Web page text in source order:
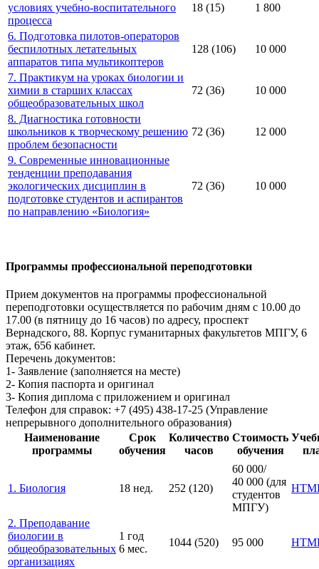
условиях учебно-воспитательного
процесса
18 (15) 1 800
6. Подготовка пилотов-операторов
беспилотных летательных
аппаратов типа мультикоптеров
128 (106) 10 000
7. Практикум на уроках биологии и
химии в старших классах
общеобразовательных школ
72 (36) 10 000
8. Диагностика готовности
школьников к творческому решению
проблем безопасности
72 (36) 12 000
9. Современные инновационные
тенденции преподавания
экологических дисциплин в
подготовке студентов и аспирантов
по направлению «Биология»
72 (36) 10 000
Программы профессиональной переподготовки
Прием документов на программы профессиональной
переподготовки осуществляется по рабочим дням с 10.00 до
17.00 (в пятницу до 16 часов) по адресу, проспект
Вернадского, 88. Корпус гуманитарных факультетов МПГУ, 6
этаж, 656 кабинет.
Перечень документов:
1- Заявление (заполняется на месте)
2- Копия паспорта и оригинал
3- Копия диплома с приложением и оригинал
Телефон для справок: +7 (495) 438-17-25 (Управление
непрерывного дополнительного образования)
Наименование
программы
Срок
обучения
Количество
часов
Стоимость
обучения
1. Биология 18 нед. 252 (120)
60 000/
40 000 (для
студентов
МПГУ)
2. Преподавание
биологии в
общеобразовательных
организациях
1 год
6 мес.
1044 (520) 95 000